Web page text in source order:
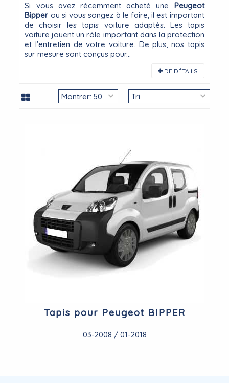
Si vous avez récemment acheté une Peugeot
Bipper ou si vous songez à le faire, il est important
de choisir les tapis voiture adaptés. Les tapis
voiture jouent un rôle important dans la protection
et l'entretien de votre voiture. De plus, nos tapis
sur mesure sont conçus pour...
DE DÉTAILS
Tapis pour Peugeot BIPPER
03-2008 / 01-2018